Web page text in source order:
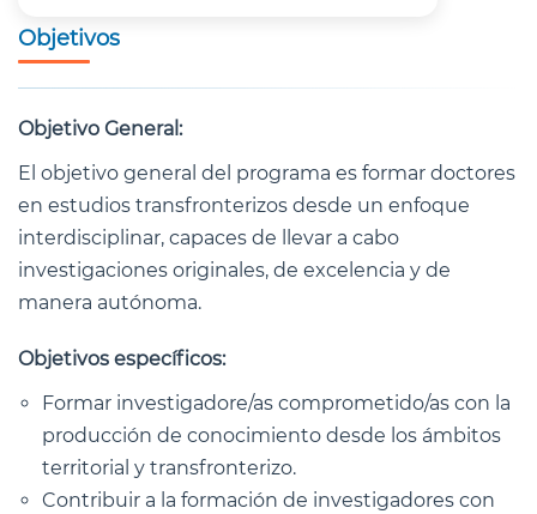
Objetivos
Objetivo General:
El objetivo general del programa es formar doctores
en estudios transfronterizos desde un enfoque
interdisciplinar, capaces de llevar a cabo
investigaciones originales, de excelencia y de
manera autónoma.
Objetivos específicos:
Formar investigadore/as comprometido/as con la
producción de conocimiento desde los ámbitos
territorial y transfronterizo.
Contribuir a la formación de investigadores con